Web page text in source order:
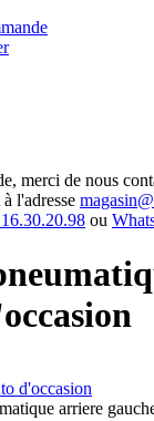
merci de nous
l'adresse
ou
d'occasion
arriere